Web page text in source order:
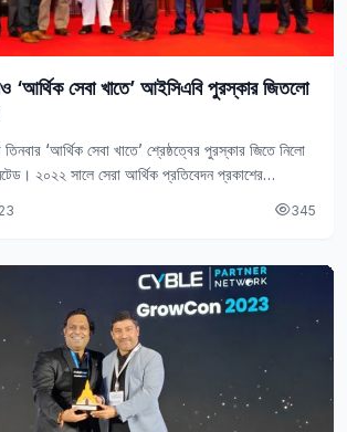
‘আর্থিক সেবা খাতে’ আইসিএবি পুরস্কার জিতলো
‘আর্থিক সেবা খাতে’ শ্রেষ্ঠত্বের পুরস্কার জিতে নিলো
২০২২ সালে সেরা আর্থিক প্রতিবেদন প্রকাশের
345